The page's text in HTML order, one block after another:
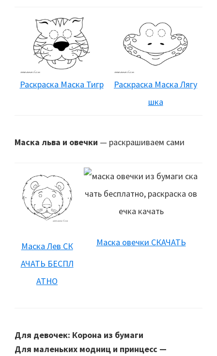
Раскраска Маска Тигр
Раскраска Маска Лягу
шка
Маска льва и овечки — раскрашиваем сами
Маска Лев СК
АЧАТЬ БЕСПЛ
АТНО
Маска овечки СКАЧАТЬ
Для девочек: Корона из бумаги
Для маленьких модниц и принцесс —